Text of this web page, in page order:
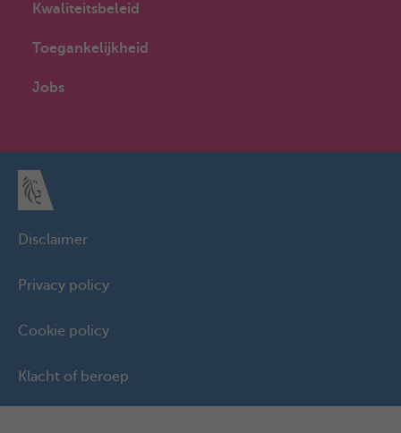
Kwaliteitsbeleid
Toegankelijkheid
Jobs
Disclaimer
Privacy policy
Cookie policy
Klacht of beroep